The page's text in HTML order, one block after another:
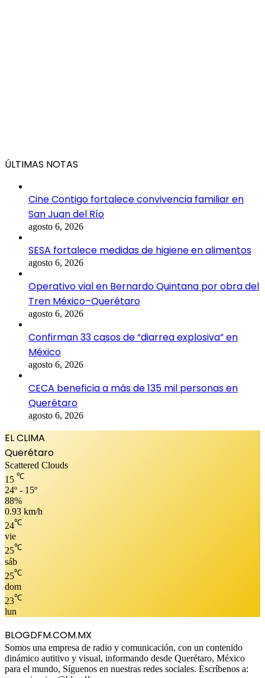
ÚLTIMAS NOTAS
Cine Contigo fortalece convivencia familiar en
San Juan del Río
agosto 6, 2026
SESA fortalece medidas de higiene en alimentos
agosto 6, 2026
Operativo vial en Bernardo Quintana por obra del
Tren México–Querétaro
agosto 6, 2026
Confirman 33 casos de “diarrea explosiva” en
México
agosto 6, 2026
CECA beneficia a más de 135 mil personas en
Querétaro
agosto 6, 2026
EL CLIMA
Querétaro
Scattered Clouds
15 ℃
24º - 15º
88%
0.93 km/h
24℃
vie
25℃
sáb
25℃
dom
23℃
lun
BLOGDFM.COM.MX
Somos una empresa de radio y comunicación, con un contenido
dinámico autitivo y visual, informando desde Querétaro, México
para el mundo, Síguenos en nuestras redes sociales. Escríbenos a: